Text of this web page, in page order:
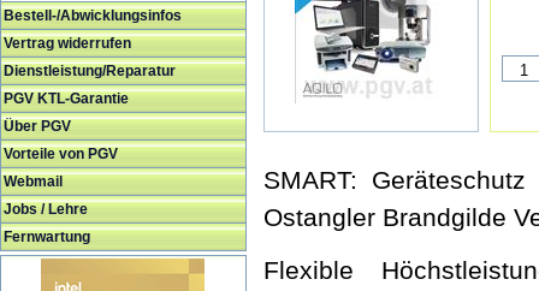
Bestell-/Abwicklungsinfos
Vertrag widerrufen
Dienstleistung/Reparatur
PGV KTL-Garantie
Über PGV
Vorteile von PGV
Webmail
Jobs / Lehre
Fernwartung
SMART:
Ostangler Brandgilde
Flexible